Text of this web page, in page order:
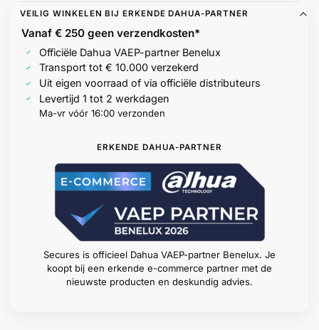
VEILIG WINKELEN BIJ ERKENDE DAHUA-PARTNER
Vanaf € 250 geenverzendkosten*
Officiële Dahua VAEP-partner Benelux
Transport tot € 10.000 verzekerd
Uit eigen voorraad of via officiële distributeurs
Levertijd 1 tot 2 werkdagen
Ma-vr vóór 16:00 verzonden
ERKENDE DAHUA-PARTNER
Secures is officieel Dahua VAEP-partner Benelux. Je
koopt bij een erkende e-commerce partner met de
nieuwste producten en deskundig advies.